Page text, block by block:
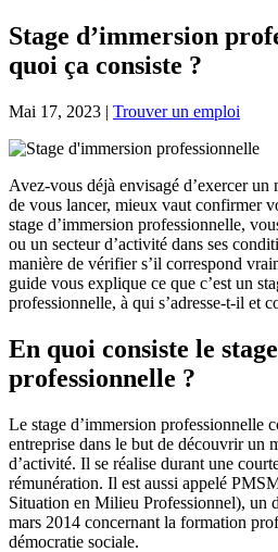
Stage d’immersion
quoi ça consiste ?
Mai 17, 2023 | Trouver un emploi
Avez-vous déjà envisagé d’exercer
de vous lancer, mieux vaut confirmer
stage d’immersion professionnelle,
ou un secteur d’activité dans ses
manière de vérifier s’il correspond
guide vous explique ce que c’est un
professionnelle, à qui s’adresse-t-il et
En quoi consiste le
professionnelle ?
Le stage d’immersion professionnelle
entreprise dans le but de découvrir un
d’activité. Il se réalise durant une
rémunération. Il est aussi appelé
Situation en Milieu Professionnel), un
mars 2014 concernant la formation
démocratie sociale.